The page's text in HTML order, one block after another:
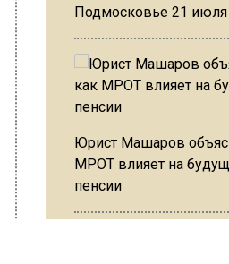
Подмосковье 21 июля
Юрист Машаров
МРОТ влияет на
пенсии